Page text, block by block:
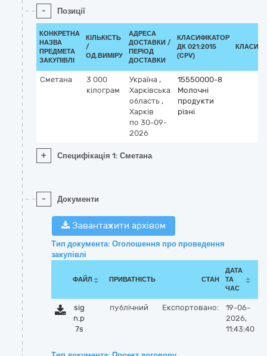
- Позиції
КОНКРЕТНА
НАЗВА
ПРЕДМЕТА
ЗАКУПІВЛІ
КІЛЬКІСТЬ
/
ОД.ВИМІРУ
АДРЕСА
ДОСТАВКИ /
ПЕРІОД
ДОСТАВКИ
КЛАСИФІКАТОР
ДК 021:2015
(CPV)
Сметана
3 000
кілограм
Україна ,
Харківська
область ,
Харків
по 30-09-
2026
15550000-8
Молочні
продукти
різні
+ Специфікація 1: Сметана
- Документи
Завантажити архівом
Тип документа: Оголошення про проведення
закупівлі
ФАЙЛ ПРИВАТНІСТЬ СТАН
ДАТА
ТА
ЧАС
sig
n.p
7s
публічний Експортовано:
19-06-
2026,
11:43:40